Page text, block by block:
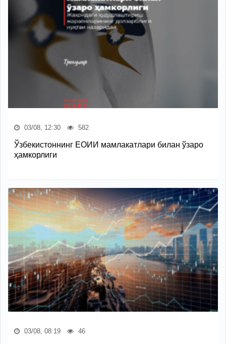
03/08, 12:30 582
Ўзбекистоннинг ЕОИИ мамлакатлари билан ўзаро
ҳамкорлиги
03/08, 08:19 46